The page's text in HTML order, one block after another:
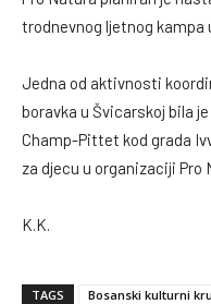
trodnevnog ljetnog kampa
Jedna od aktivnosti
boravka u Švicarskoj bila
Champ-Pittet kod grada
za djecu u organizaciji Pro
K.K.
TAGS Bosanski kulturni